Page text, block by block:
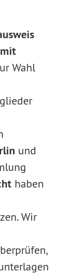
Wahl
und
haben
Wir